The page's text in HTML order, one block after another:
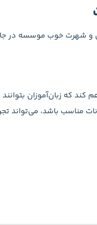
و شهرت خوب موسسه در
کند که زبان‌آموزان
مناسب باشد، می‌تواند